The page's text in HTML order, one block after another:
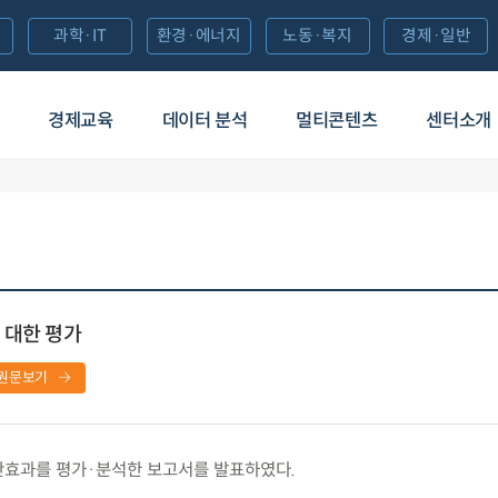
경제교육 데이터 분석 멀티콘텐츠 센터소개
과학·IT 환경·에너지 노동·복지 경제·일반
한 평가
문보기
과를 평가·분석한 보고서를 발표하였다.